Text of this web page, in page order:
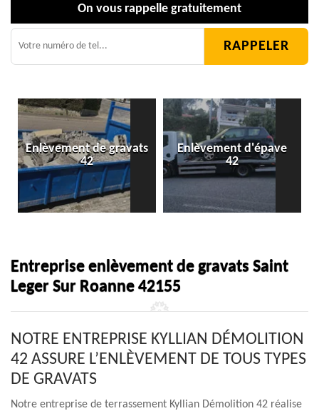
On vous rappelle gratuitement
Enlèvement de gravats
42
Enlèvement d'épave
42
Entreprise enlèvement de gravats Saint
Leger Sur Roanne 42155
NOTRE ENTREPRISE KYLLIAN DÉMOLITION
42 ASSURE L’ENLÈVEMENT DE TOUS TYPES
DE GRAVATS
Notre entreprise de terrassement Kyllian Démolition 42 réalise